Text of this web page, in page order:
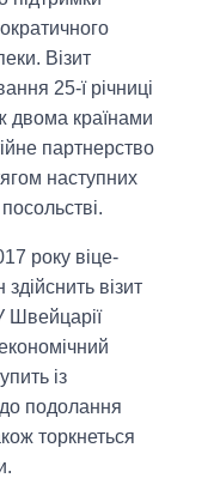
Візит
25-ї річниці
двома країнами
партнерство
наступних
року віце-
візит
Швейцарії
із
подолання
торкнеться